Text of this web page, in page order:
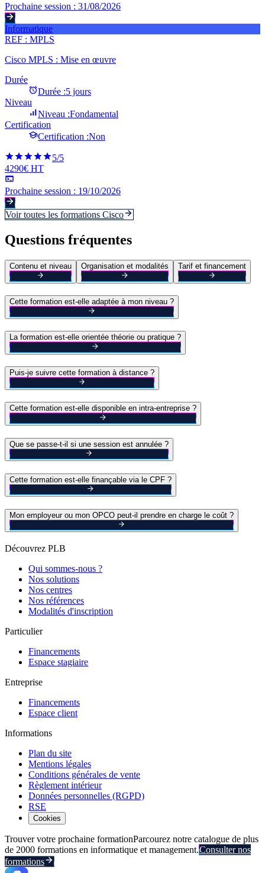
Prochaine session : 31/08/2026
Informatique
REF : MPLS
Cisco MPLS : Mise en œuvre
Durée
Durée :5 jours
Niveau
Niveau :Fondamental
Certification
Certification :Non
5/5
4290€ HT
Prochaine session : 19/10/2026
Voir toutes les formations Cisco
Questions fréquentes
Contenu et niveau Organisation et modalités Tarif et financement
Cette formation est-elle adaptée à mon niveau ?
La formation est-elle orientée théorie ou pratique ?
Puis-je suivre cette formation à distance ?
Cette formation est-elle disponible en intra-entreprise ?
Que se passe-t-il si une session est annulée ?
Cette formation est-elle finançable via le CPF ?
Mon employeur ou mon OPCO peut-il prendre en charge le coût ?
Découvrez PLB
Qui sommes-nous ?
Nos solutions
Nos centres
Nos références
Modalités d'inscription
Particulier
Financements
Espace stagiaire
Entreprise
Financements
Espace client
Informations
Plan du site
Mentions légales
Conditions générales de vente
Règlement intérieur
Données personnelles (RGPD)
RSE
Cookies
Trouver votre prochaine formationParcourez notre catalogue de plus
de 2000 formations en informatique et management.Consulter nos
formations